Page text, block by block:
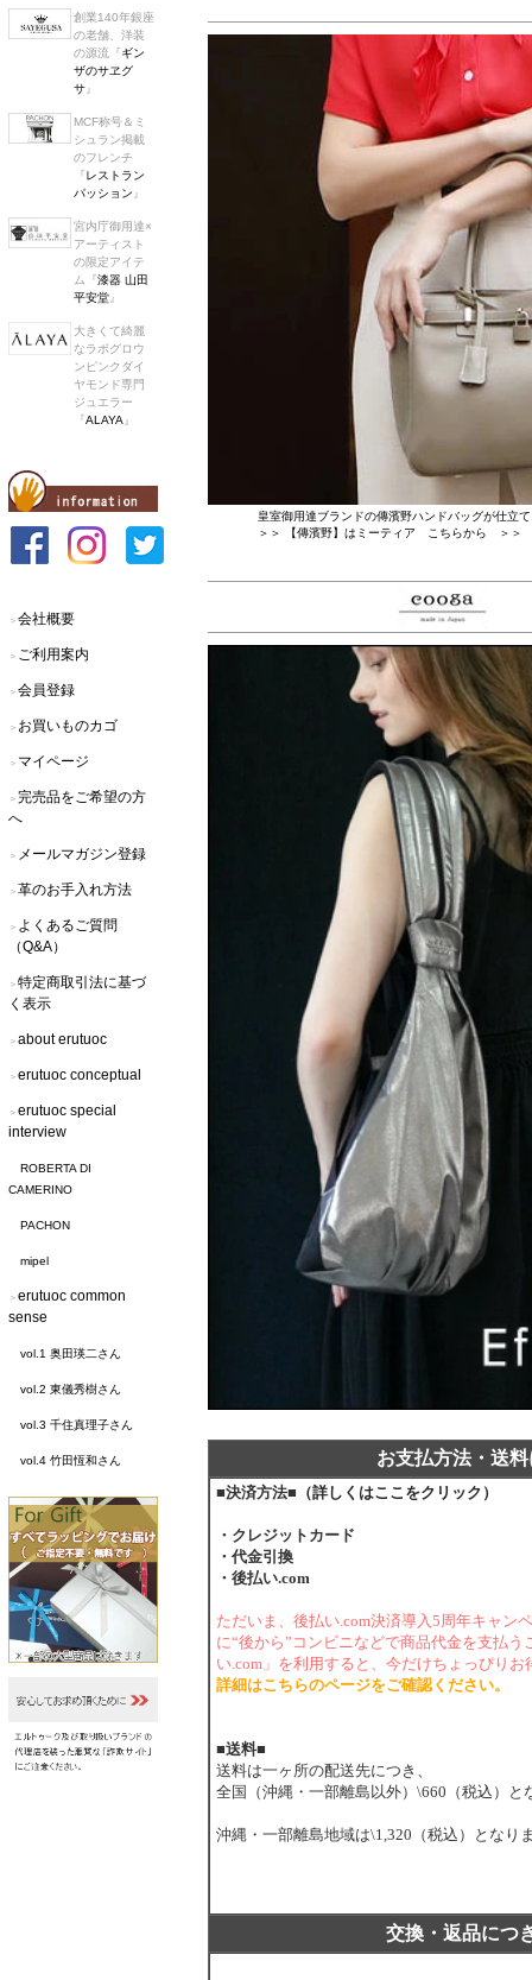
創業140年銀座
の老舗、洋装
の源流『ギン
ザのサヱグ
サ』
MCF称号＆ミ
シュラン掲載
のフレンチ
『レストラン
パッション 』
宮内庁御用達×
アーティスト
の限定アイテ
ム『漆器 山田
平安堂』
大きくて綺麗
なラボグロウ
ンピンクダイ
ヤモンド専門
ジュエラー
『ALAYA 』
＞ 会社概要
＞ ご利用案内
＞ 会員登録
＞ お買いものカゴ
＞ マイページ
＞ 完売品をご希望の方
へ
＞ メールマガジン登録
＞ 革のお手入れ方法
＞ よくあるご質問
（Q&A）
＞ 特定商取引法に基づ
く表示
＞ about erutuoc
＞ erutuoc conceptual
＞ erutuoc special
interview
ROBERTA DI
CAMERINO
PACHON
mipel
＞ erutuoc common
sense
vol.1 奥田瑛二さん
vol.2 東儀秀樹さん
vol.3 千住真理子さん
vol.4 竹田恆和さん
皇室御用達ブランドの傳濱野ハンドバッグが仕立
＞＞ 【傳濱野】はミーティア こちらから ＞＞
お支払方法・送
■決済方法■ （詳しくはここをクリック）
・クレジットカード
・代金引換
・後払い.com
ただいま、後払い.com決済導入5周年キャン
に“後から”コンビニなどで商品代金を支払
い.com」を利用すると、今だけちょっぴり
詳細はこちらのページをご確認ください。
■送料■
送料は一ヶ所の配送先につき、
全国（沖縄・一部離島以外）\660（税込）と
沖縄・一部離島地域は\1,320（税込）となり
交換・返品につ